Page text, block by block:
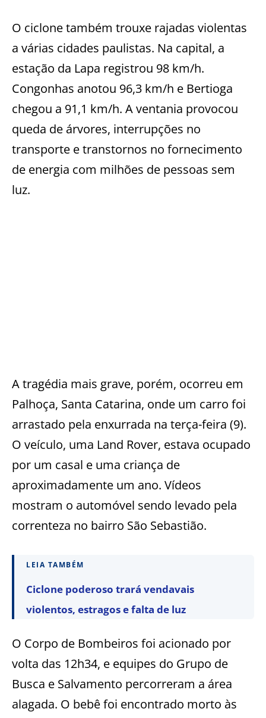
O ciclone também trouxe rajadas violentas
a várias cidades paulistas. Na capital, a
estação da Lapa registrou 98 km/h.
Congonhas anotou 96,3 km/h e Bertioga
chegou a 91,1 km/h. A ventania provocou
queda de árvores, interrupções no
transporte e transtornos no fornecimento
de energia com milhões de pessoas sem
luz.
A tragédia mais grave, porém, ocorreu em
Palhoça, Santa Catarina, onde um carro foi
arrastado pela enxurrada na terça-feira (9).
O veículo, uma Land Rover, estava ocupado
por um casal e uma criança de
aproximadamente um ano. Vídeos
mostram o automóvel sendo levado pela
correnteza no bairro São Sebastião.
LEIA TAMBÉM
Ciclone poderoso trará vendavais
violentos, estragos e falta de luz
O Corpo de Bombeiros foi acionado por
volta das 12h34, e equipes do Grupo de
Busca e Salvamento percorreram a área
alagada. O bebê foi encontrado morto às